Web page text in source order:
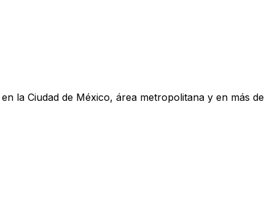
la Ciudad de México, área metropolitana y en más de